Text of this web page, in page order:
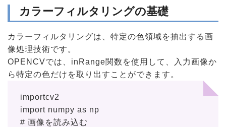
カラーフィルタリングの基礎
カラーフィルタリングは、特定の色領域を抽出する画
像処理技術です。
OPENCVでは、inRange関数を使用して、入力画像か
ら特定の色だけを取り出すことができます。
importcv2
import numpy as np
# 画像を読み込む